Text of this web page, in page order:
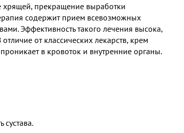
хрящей, прекращение выработки
содержит прием всевозможных
Эффективность такого лечения высока,
от классических лекарств, крем
в кровоток и внутренние органы.